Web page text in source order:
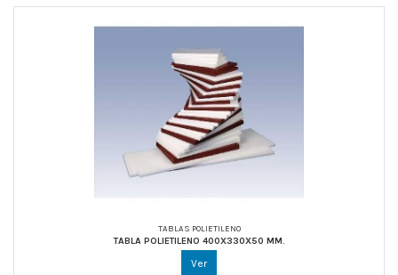
TABLAS POLIETILENO
TABLA POLIETILENO 400X330X50 MM.
Ver